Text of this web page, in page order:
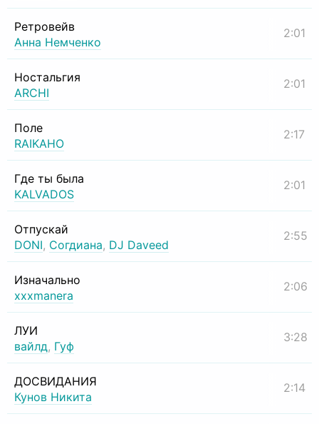
Ретровейв
Анна Немченко
2:01
Ностальгия
ARCHI
2:01
Поле
RAIKAHO
2:17
Где ты была
KALVADOS
2:01
Отпускай
DONI, Согдиана, DJ Daveed
2:55
Изначально
xxxmanera
2:06
ЛУИ
вайлд, Гуф
3:28
ДОСВИДАНИЯ
Кунов Никита
2:14